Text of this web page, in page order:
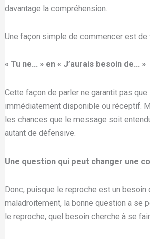
davantage la compréhension.
Une façon simple de commencer est de
« Tu ne… » en « J’aurais besoin de… »
Cette façon de parler ne garantit pas que
immédiatement disponible ou réceptif.
les chances que le message soit
autant de défensive.
Une question qui peut changer une
Donc, puisque le reproche est un besoin
maladroitement, la bonne question a se
le reproche, quel besoin cherche à se